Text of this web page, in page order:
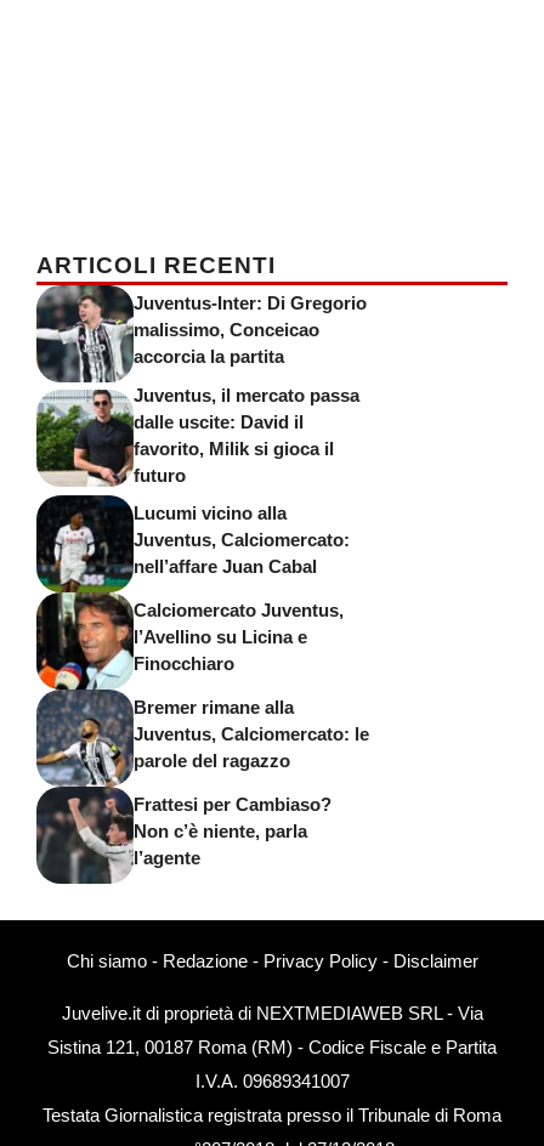
ARTICOLI RECENTI
Juventus-Inter: Di Gregorio
malissimo, Conceicao
accorcia la partita
Juventus, il mercato passa
dalle uscite: David il
favorito, Milik si gioca il
futuro
Lucumi vicino alla
Juventus, Calciomercato:
nell’affare Juan Cabal
Calciomercato Juventus,
l’Avellino su Licina e
Finocchiaro
Bremer rimane alla
Juventus, Calciomercato: le
parole del ragazzo
Frattesi per Cambiaso?
Non c’è niente, parla
l’agente
Chi siamo- Redazione- Privacy Policy- Disclaimer
Juvelive.it di proprietà di NEXTMEDIAWEB SRL - Via
Sistina 121, 00187 Roma (RM) - Codice Fiscale e Partita
I.V.A. 09689341007
Testata Giornalistica registrata presso il Tribunale di Roma